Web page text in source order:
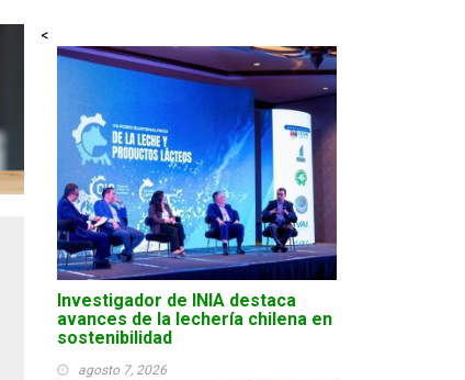
<
Investigador de INIA destaca
avances de la lechería chilena en
sostenibilidad
agosto 7, 2026